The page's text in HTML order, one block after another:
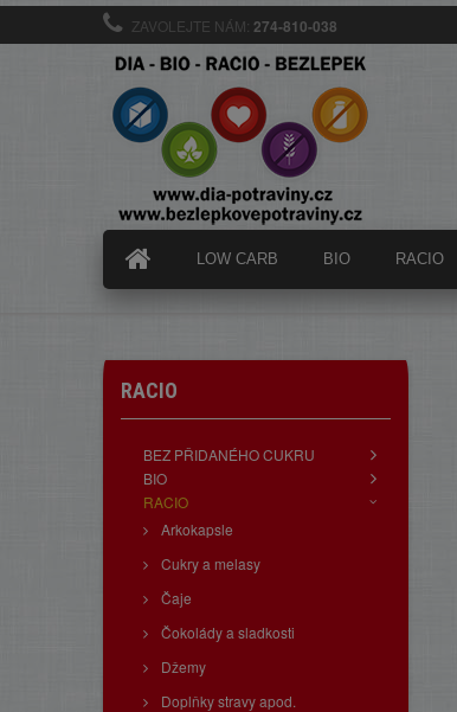
ZAVOLEJTE NÁM: 274-810-038
LOW CARB BIO RACIO
RACIO
BEZ PŘIDANÉHO CUKRU
BIO
RACIO
Arkokapsle
Cukry a melasy
Čaje
Čokolády a sladkosti
Džemy
Doplňky stravy apod.